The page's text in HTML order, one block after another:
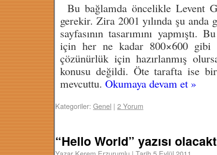
Bu bağlamda öncelikle Levent
gerekir. Zira 2001 yılında şu anda
sayfasının tasarımını yapmıştı.
için her ne kadar 800×600
çözünürlük için hazırlanmış
konusu değildi. Öte tarafta ise
mevcuttu. Okumaya devam et »
Kategoriler: Genel | 2 Yorum
“Hello World” yazısı